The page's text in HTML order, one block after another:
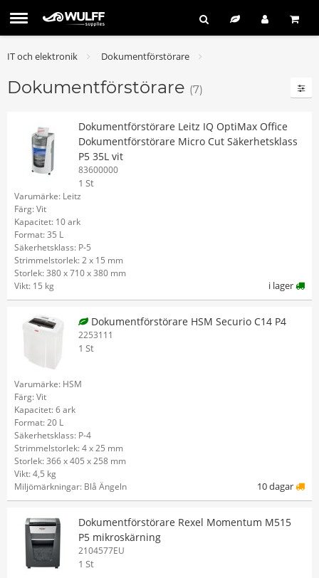
IT och elektronik Dokumentförstörare
Dokumentförstörare (7)
Dokumentförstörare Leitz IQ OptiMax Office
Dokumentförstörare Micro Cut Säkerhetsklass
P5 35L vit
83600000
1 St
Varumärke: Leitz
Färg: Vit
Kapacitet: 10 ark
Format: 35 L
Säkerhetsklass: P-5
Strimmelstorlek: 2 x 15 mm
Storlek: 380 x 710 x 380 mm
Vikt: 15 kg
i lager
Dokumentförstörare HSM Securio C14 P4
2253111
1 St
Varumärke: HSM
Färg: Vit
Kapacitet: 6 ark
Format: 20 L
Säkerhetsklass: P-4
Strimmelstorlek: 4 x 25 mm
Storlek: 366 x 405 x 258 mm
Vikt: 4,5 kg
Miljömärkningar: Blå Ängeln
10 dagar
Dokumentförstörare Rexel Momentum M515
P5 mikroskärning
2104577EU
1 St